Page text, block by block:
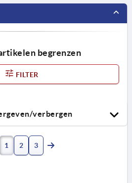
begrenzen
FILTER
verbergen
1 2 3